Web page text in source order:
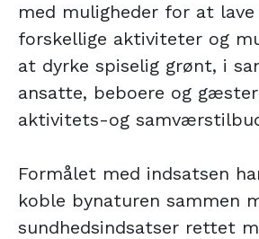
med muligheder for at
forskellige aktiviteter og
at dyrke spiselig grønt, i
ansatte, beboere og
aktivitets-og
Formålet med indsatsen
koble bynaturen sammen
sundhedsindsatser rettet